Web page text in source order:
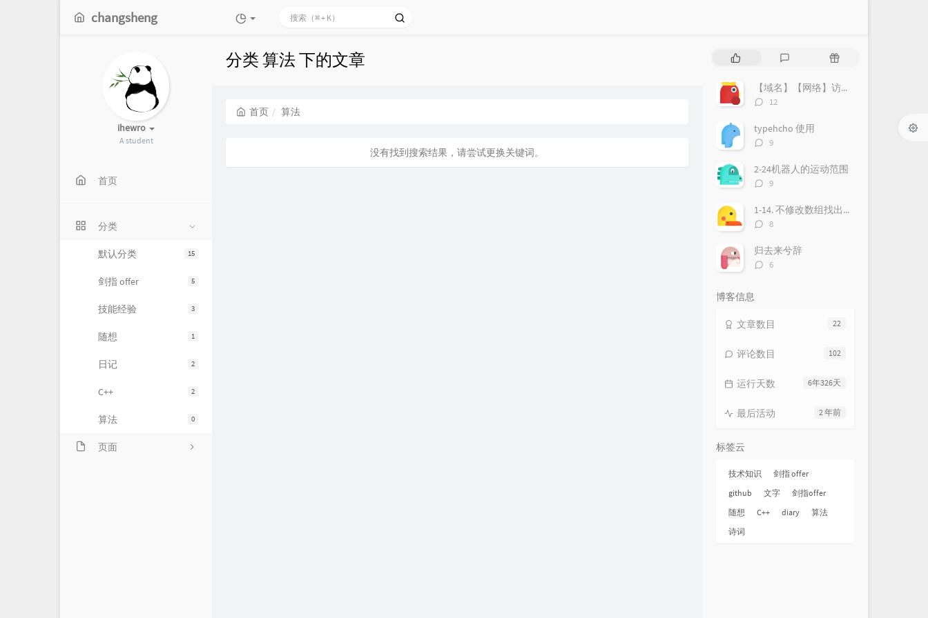
changsheng
ihewro
A student
首页
分类
15
默认分类
5
剑指 offer
3
技能经验
1
随想
2
日记
2
C++
0
算法
页面
分类 算法 下的文章
首页 算法
没有找到搜索结果，请尝试更换关键词。
章
评
随
文【域名】【网络】访问显示重定向次数过多
评
数：
12
typehcho 使用
评
数：
9
2-24机器人的运动范围
评
数：
9
1-14. 不修改数组找出重复的数字
评
数：
8
归去来兮辞
评
6
博客信息
22
文章数目
102
评论数目
6年326天
运行天数
2 年前
最后活动
标签云
技术知识
剑指 offer
github
文字
剑指offer
随想
C++ diary
算法
诗词